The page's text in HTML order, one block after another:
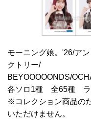
モーニング娘。'26/ア
クトリー/
BEYOOOOONDS/
各ソロ1種 全65種 ラ
※コレクション商品の
いただけません。